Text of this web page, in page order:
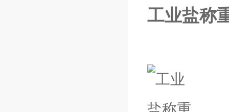
工业盐称